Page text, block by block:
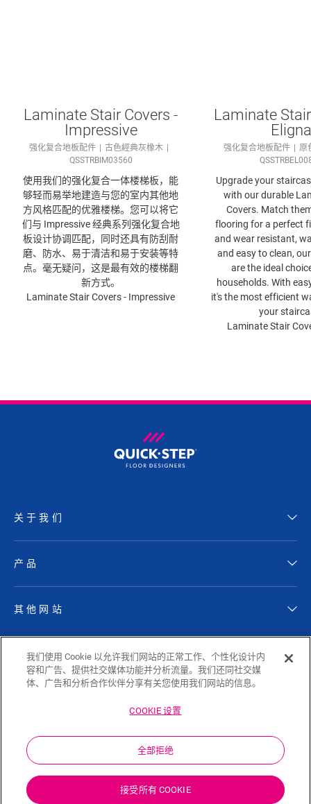
Laminate Stair Covers -
Impressive
强化复合地板配件
古色經典灰橡木
QSSTRBIM03560
使用我们的强化复合​一体楼梯板，能
够轻而易举地建造与您的室内其他地
方风格匹配的优雅楼梯。您可以将它
们与 Impressive 经典系列强化复合地
板​设计协调匹配，同时还具有防刮耐
磨、防水、易于清洁和易于安装等特
点。毫无疑问，这是最有效的楼梯翻
新方式。
Laminate Stair Covers - Impressive
Laminate
Eligna
强化复合地板配件
原
Upgrade your
with our durable
Covers. Match
flooring for a perfect
and wear resistant,
and easy to clean,
are the ideal
households. With
it's the most efficient
your
Laminate Stair
关于我们
产品
其他网站
关注 QUICK-STEP
Sitemap Cookie Policy
中文
我们使用 Cookie 以允许我们网站的正常工作、个性化设计内
容和广告、提供社交媒体功能并分析流量。我们还同社交媒
体、广告和分析合作伙伴分享有关您使用我们网站的信息。
COOKIE 设置
全部拒绝
接受所有 COOKIE